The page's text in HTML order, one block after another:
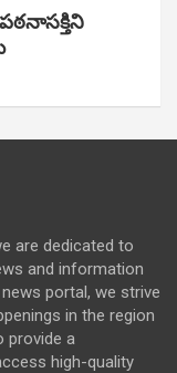
పఠ‌నాసక్తిని
are dedicated to
and information
portal, we strive
in the region
provide a
high-quality